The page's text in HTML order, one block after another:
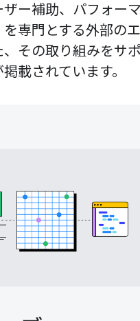
ー補助、パフォーマ
専門とする外部の
その取り組みをサ
載されています。